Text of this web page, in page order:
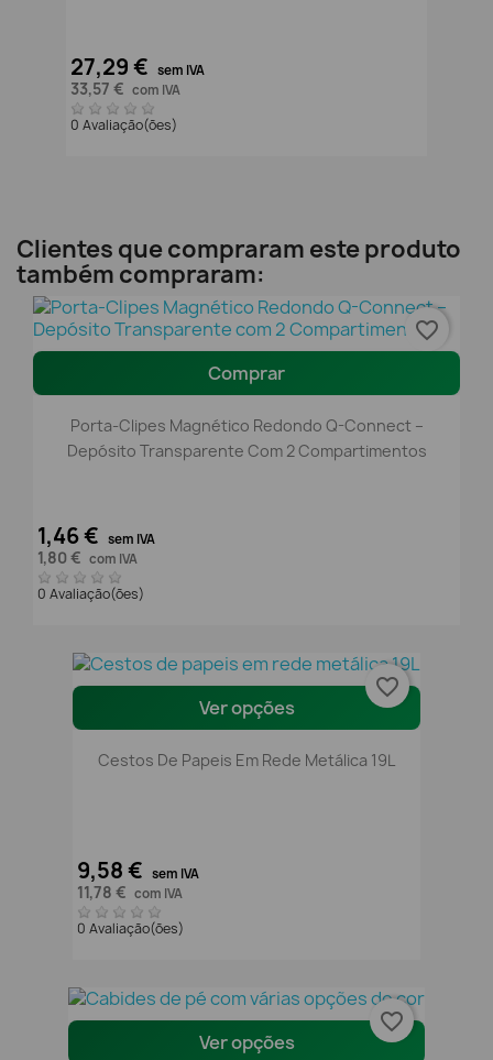
27,29 € sem IVA
33,57 € com IVA
0 Avaliação(ões)
Clientes que compraram este produto
também compraram:
Comprar
Porta-Clipes Magnético Redondo Q-Connect –
Depósito Transparente Com 2 Compartimentos
1,46 € sem IVA
1,80 € com IVA
0 Avaliação(ões)
favorite_border
Ver opções
Cestos De Papeis Em Rede Metálica 19L
9,58 € sem IVA
11,78 € com IVA
0 Avaliação(ões)
favorite_border
Ver opções
favorite_border